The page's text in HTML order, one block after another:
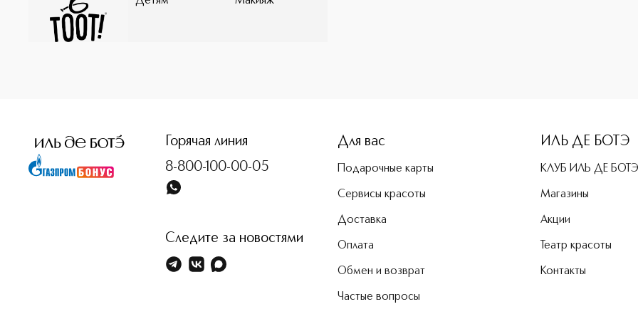
Горячая линия
8-800-100-00-05
Следите за новостями
Для вас
Подарочные карты
Сервисы красоты
Доставка
Оплата
Обмен и возврат
Частые вопросы
ИЛЬ ДЕ БОТЭ
КЛУБ ИЛЬ ДЕ БОТЭ
Магазины
Акции
Театр красоты
Контакты